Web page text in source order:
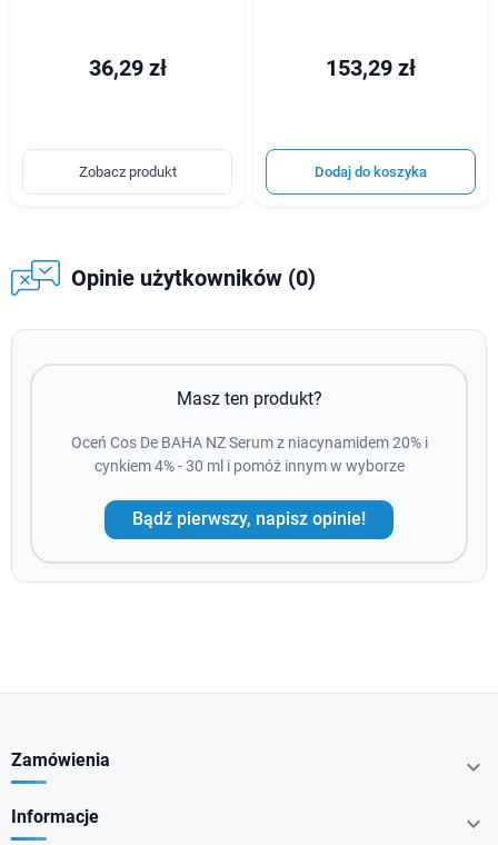
36,29 zł
Zobacz produkt
153,29 zł
Dodaj do koszyka
Opinie użytkowników (0)
Masz ten produkt?
Oceń Cos De BAHA NZ Serum z niacynamidem 20% i
cynkiem 4% - 30 ml i pomóż innym w wyborze
Bądź pierwszy, napisz opinie!
Zamówienia 
Informacje 